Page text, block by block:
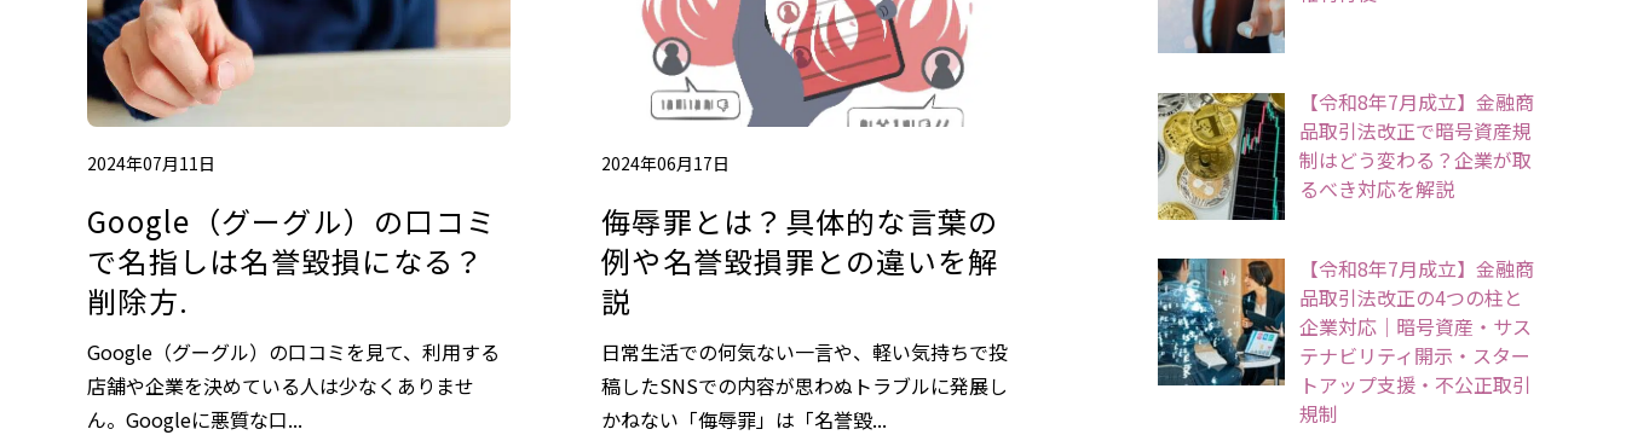
2024年07月11日
Google（グーグル）の口コミ
で名指しは名誉毀損になる？
削除方.
Google（グーグル）の口コミを見て、利用する
店舗や企業を決めている人は少なくありませ
ん。Googleに悪質な口...
2024年06月17日
侮辱罪とは？具体的な言葉の
例や名誉毀損罪との違いを解
説
日常生活での何気ない一言や、軽い気持ちで投
稿したSNSでの内容が思わぬトラブルに発展し
かねない「侮辱罪」は「名誉毀...
【令和8年7月成立】金融商
品取引法改正で暗号資産規
制はどう変わる？企業が取
るべき対応を解説
【令和8年7月成立】金融商
品取引法改正の4つの柱と
企業対応｜暗号資産・サス
テナビリティ開示・スター
トアップ支援・不公正取引
規制